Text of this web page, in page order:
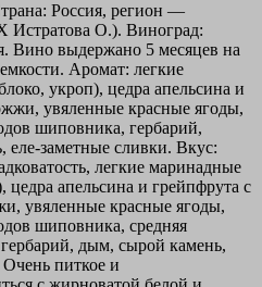
Россия, регион —
О.). Виноград:
Вино выдержано 5 месяцев на
Аромат: легкие
укроп), цедра апельсина и
увяленные красные ягоды,
шиповника, гербарий,
заметные сливки. Вкус:
легкие маринадные
цедра апельсина и грейпфрута с
увяленные красные ягоды,
шиповника, средняя
дым, сырой камень,
питкое и